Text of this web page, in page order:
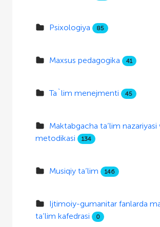
Psixologiya 85
Maxsus pedagogika 41
Ta`lim menejmenti 45
Maktabgacha ta’lim nazariyasi
metodikasi
134
Musiqiy ta’lim 146
Ijtimoiy-gumanitar fanlarda
ta’lim kafedrasi
0